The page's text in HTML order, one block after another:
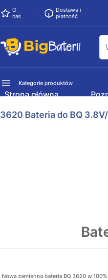
O
nas
Dostawa i
płatność
Kategorie produktów
Strona główna
3620 Bateria do BQ
Nowa zamienna bateria BQ 3620 w